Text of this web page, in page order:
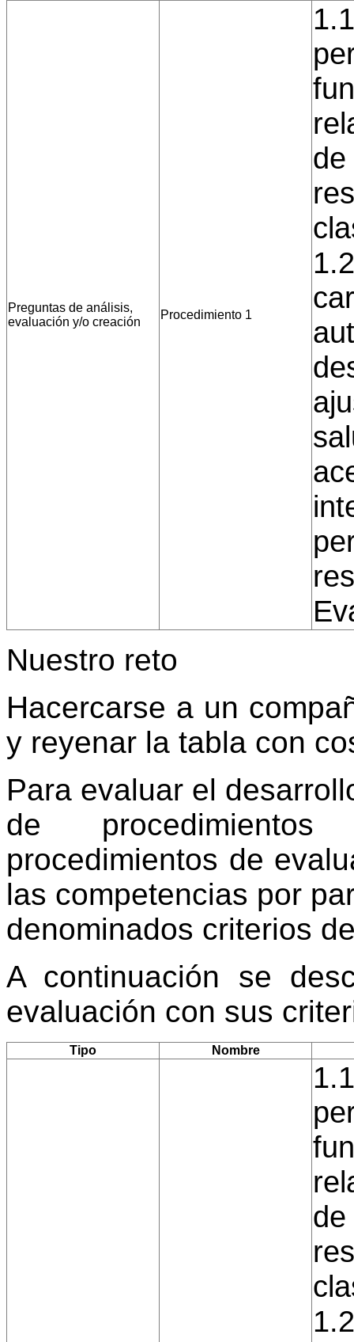
Preguntas de análisis,
evaluación y/o creación
Procedimiento 1
Nuestro reto
Hacercarse a un
y reyenar la tabla con
Para evaluar el
de
procedimientos de
las competencias por
denominados criterios
A continuación se
evaluación con sus
Tipo Nombre